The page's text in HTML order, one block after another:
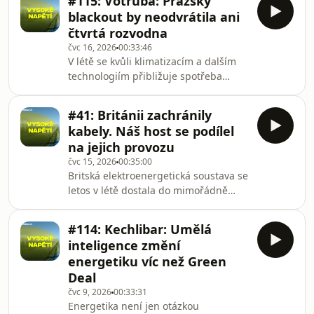
skutečnosti jen mýty.
a Mirek Hašek rozebírají, proč se
energetické trhy znovu dostávají pod
tlak a jaké dopady může mít vývoj na
Blízkém východě na ceny elektřiny i
český průmysl.Vysvětlují, proč podle
nich Evropu letos neohrožuje fyzický
nedostatek plynu, ale především jeho
rostoucí cen
blackout by neodvrátila ani
čtvrtá rozvodna
čvc 16, 202600:33:46
V létě se kvůli klimatizacím a dalším
technologiím přibližuje spotřeba
úseku strategie a ekonomika
PREdistribuce Stanislav Votruba ve
Vysokém napětí popisuje, jak Praha
zvládla loňský rozsáhlý výpadek
elektřiny, proč metropole potřebuje
další rozvodny a proč se energetická
infrastruktura nedá posílit během
několika měsíců.Vysvětlu
#41: Británii zachránily
kabely. Náš host se podílel
na jejich provozu
čvc 15, 202600:35:00
Britská elektroenergetická soustava se
letos v létě dostala do mimořádně
elektřiny a chybné predikci musel
provozovatel přenosové soustavy
vůbec poprvé v teplém ročním období
opakovaně sahat k balančním
pobídkám i mimořádným opatřením.
V nové epizodě Vysokého napětí Petr
#114: Kechlibar: Umělá
inteligence změní
energetiku víc než Green
Deal
čvc 9, 202600:33:31
Energetika není jen otázkou